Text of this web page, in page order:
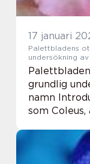
17 januari
Palettbladens
undersökning
grundlig
namn
som
färgglada
former och